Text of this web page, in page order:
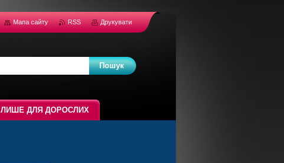
ЛИШЕ ДЛЯ ДОРОСЛИХ
Мапа сайту RSS Друкувати